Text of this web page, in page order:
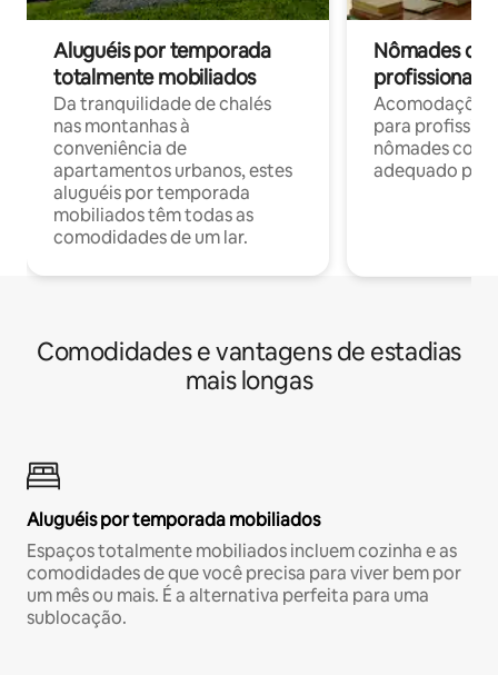
Aluguéis por temporada
totalmente mobiliados
Da tranquilidade de chalés
nas montanhas à
conveniência de
apartamentos urbanos, estes
aluguéis por temporada
mobiliados têm todas as
comodidades de um lar.
Nômades
profissionais
para
nômades com
adequado
Comodidades e vantagens de estadias
mais longas
Aluguéis por temporada mobiliados
Espaços totalmente mobiliados incluem cozinha e as
comodidades de que você precisa para viver bem por
um mês ou mais. É a alternativa perfeita para uma
sublocação.